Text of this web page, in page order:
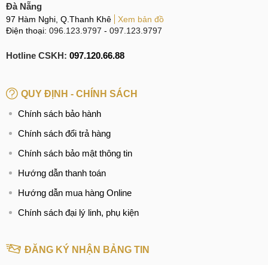
Đà Nẵng
97 Hàm Nghi, Q.Thanh Khê
Xem bản đồ
Điện thoại: 096.123.9797 - 097.123.9797
Hotline CSKH: 097.120.66.88
QUY ĐỊNH - CHÍNH SÁCH
Chính sách bảo hành
Chính sách đổi trả hàng
Chính sách bảo mật thông tin
Hướng dẫn thanh toán
Hướng dẫn mua hàng Online
Chính sách đại lý linh, phụ kiện
ĐĂNG KÝ NHẬN BẢNG TIN